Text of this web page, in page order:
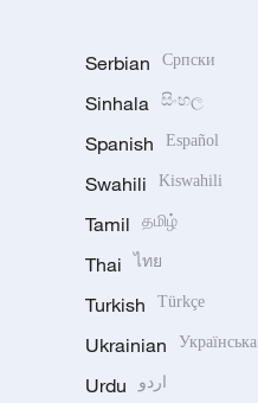
Serbian Српски
Sinhala සිංහල
Spanish Español
Swahili Kiswahili
Tamil தமிழ்
Thai ไทย
Turkish Türkçe
Ukrainian Українська
Urdu اردو